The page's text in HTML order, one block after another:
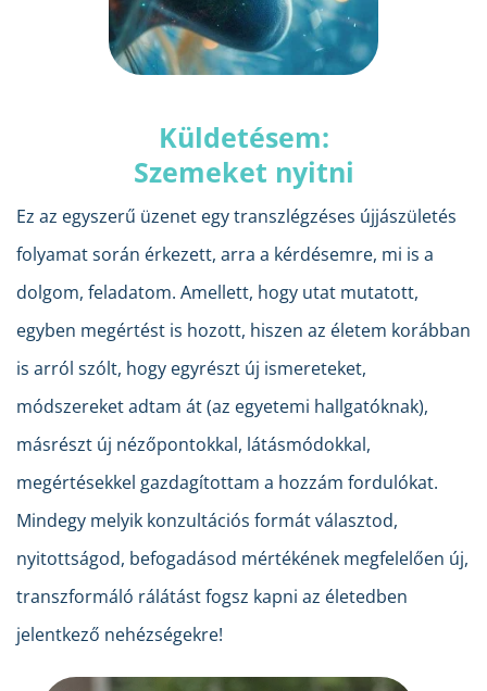
Küldetésem:
Szemeket nyitni
Ez az egyszerű üzenet egy transzlégzéses újjászületés
folyamat során érkezett, arra a kérdésemre, mi is a
dolgom, feladatom. Amellett, hogy utat mutatott,
egyben megértést is hozott, hiszen az életem korábban
is arról szólt, hogy egyrészt új ismereteket,
módszereket adtam át (az egyetemi hallgatóknak),
másrészt új nézőpontokkal, látásmódokkal,
megértésekkel gazdagítottam a hozzám fordulókat.
Mindegy melyik konzultációs formát választod,
nyitottságod, befogadásod mértékének megfelelően új,
transzformáló rálátást fogsz kapni az életedben
jelentkező nehézségekre!